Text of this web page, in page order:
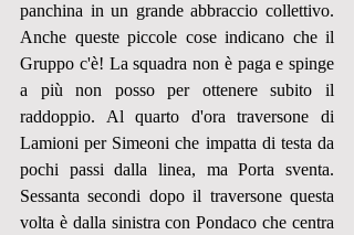
panchina in un grande abbraccio collettivo.
Anche queste piccole cose indicano che il
Gruppo c'è! La squadra non è paga e spinge
a più non posso per ottenere subito il
raddoppio. Al quarto d'ora traversone di
Lamioni per Simeoni che impatta di testa da
pochi passi dalla linea, ma Porta sventa.
Sessanta secondi dopo il traversone questa
volta è dalla sinistra con Pondaco che centra